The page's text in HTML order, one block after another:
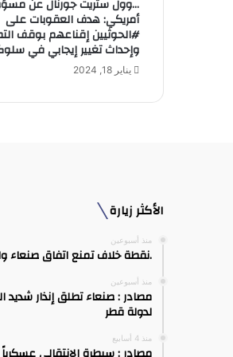
ن
ي
…وول ستريت جورنال عن
أمريكي: هدف العقوبات على
#الحوثيين إقناعهم بوقف
وإحداث تغيير إيجابي في
يناير 18, 2024
الأكثر زيارة
منذ أسبوعين
.نقطة خلاف تمنع اتفاق صنعاء
منذ أسبوعين
مصادر : صنعاء تطلق إنذار شديد
لدولة قطر
منذ 4 أسابيع